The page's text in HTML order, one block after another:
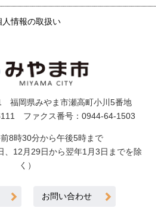
人情報の取扱い
福岡県みやま市瀬高町小川5番地
ファクス番号：0944-64-1503
8時30分から午後5時まで
、12月29日から翌年1月3日までを除
く）
お問い合わせ